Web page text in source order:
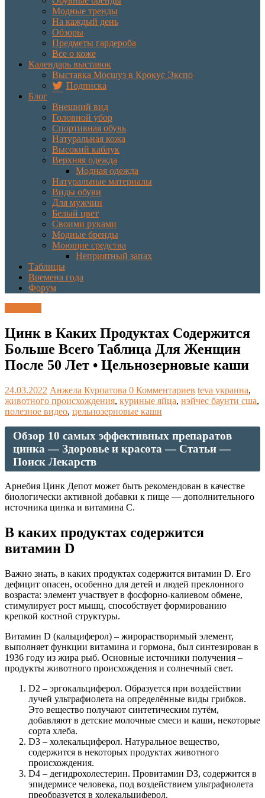
Модные тренды
На каждый день
Обзоры
Предметы гардероба
Все о коже
Календарь выставок
Выставка Мосшуз в Крокус Экспо
Подписка
Блог
Внешний вид
Головной убор
Спортивная обувь
Натуральная кожа
Высокий каблук
Верхняя одежда
Модная одежда
Натуральные материалы
Виды обуви
Для мужчин
Белый цвет
Своими руками
Модные бренды
Моющие средства
Неприятный запах
Таблицы
Времена года
Форум
Цинк в Каких Продуктах Содержится
Больше Всего Таблица Для Женщин
После 50 Лет • Цельнозерновые каши
24.03.2022 Анжела Курпатова 0 Комментариев teva украина,
животного происхождения, куриные яйца, нэйчес баунти сша,
полезное видео, цельнозерновые каши
Обзор 10 самых эффективных препаратов
цинка — Здоровье и красота — Статьи —
Поиск Лекарств
Арнебия Цинк Депот может быть рекомендован в качестве
биологически активной добавки к пище — дополнительного
источника цинка и витамина С.
В каких продуктах содержится
витамин D
Важно знать, в каких продуктах содержится витамин D. Его
дефицит опасен, особенно для детей и людей преклонного
возраста: элемент участвует в фосфорно-калиевом обмене,
стимулирует рост мышц, способствует формированию
крепкой костной структуры.
Витамин D (кальциферол) – жирорастворимый элемент,
выполняет функции витамина и гормона, был синтезирован в
1936 году из жира рыб. Основные источники получения –
продукты животного происхождения и солнечный свет.
D2 – эргокальциферол. Образуется при воздействии
лучей ультрафиолета на определённые виды грибков.
Это вещество получают синтетическим путём,
добавляют в детские молочные смеси и каши, некоторые
сорта хлеба.
D3 – холекальциферол. Натуральное вещество,
содержится в некоторых продуктах животного
происхождения.
D4 – дегидрохолестерин. Провитамин D3, содержится в
эпидермисе человека, под воздействием ультрафиолета
преобразуется в холекальциферол.